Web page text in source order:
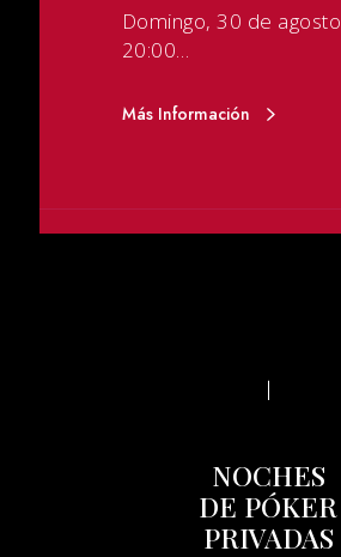
Domingo, 30 de agosto
20:00…
Más Información
NOCHES
DE PÓKER
PRIVADAS